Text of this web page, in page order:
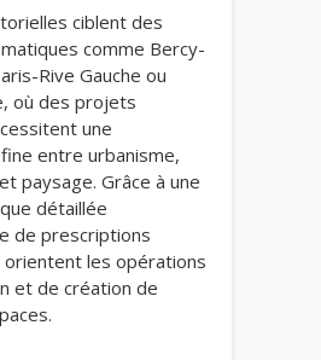
ciblent des
comme Bercy-
Rive Gauche ou
où des projets
une
entre urbanisme,
paysage. Grâce à une
détaillée
de prescriptions
les opérations
et de création de